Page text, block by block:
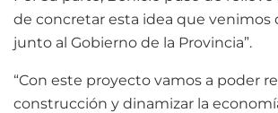
de concretar esta idea que venimos
junto al Gobierno de la Provincia”.
“Con este proyecto vamos a poder
construcción y dinamizar la